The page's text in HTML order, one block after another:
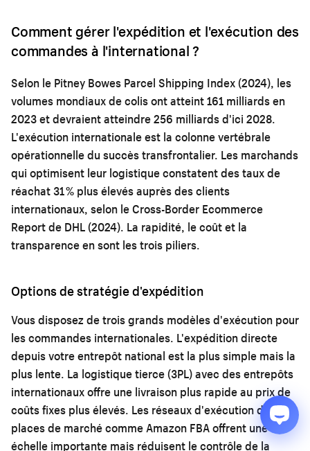
Comment gérer l'expédition et l'exécution des
commandes à l'international ?
Selon le Pitney Bowes Parcel Shipping Index (2024), les
volumes mondiaux de colis ont atteint 161 milliards en
2023 et devraient atteindre 256 milliards d'ici 2028.
L'exécution internationale est la colonne vertébrale
opérationnelle du succès transfrontalier. Les marchands
qui optimisent leur logistique constatent des taux de
réachat 31 % plus élevés auprès des clients
internationaux, selon le Cross-Border Ecommerce
Report de DHL (2024). La rapidité, le coût et la
transparence en sont les trois piliers.
Options de stratégie d'expédition
Vous disposez de trois grands modèles d'exécution pour
les commandes internationales. L'expédition directe
depuis votre entrepôt national est la plus simple mais la
plus lente. La logistique tierce (3PL) avec des entrepôts
internationaux offre une livraison plus rapide au prix de
coûts fixes plus élevés. Les réseaux d'exécution des
places de marché comme Amazon FBA offrent une
échelle importante mais réduisent le contrôle de la